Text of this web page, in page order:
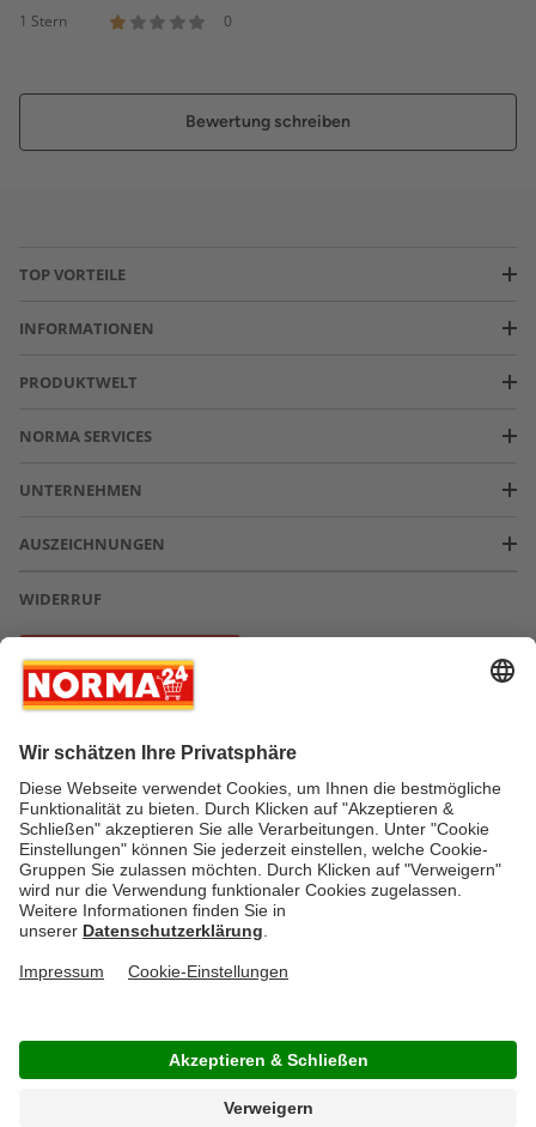
1 Stern
0
Bewertung schreiben
TOP VORTEILE
INFORMATIONEN
PRODUKTWELT
NORMA SERVICES
UNTERNEHMEN
AUSZEICHNUNGEN
WIDERRUF
Vertrag widerrufen
* Greifen Sie schnell zu! Alle angegebenen Preise in Euro und inklusive der
gesetzlichen Mehrwertsteuer. Irrtümer durch Schreib-, Programmier- und
AGB
Verantwortung / CSR Newsletter
Rücksendung
Copyright © by NORMA24 Online-Shop GmbH & Co. KG